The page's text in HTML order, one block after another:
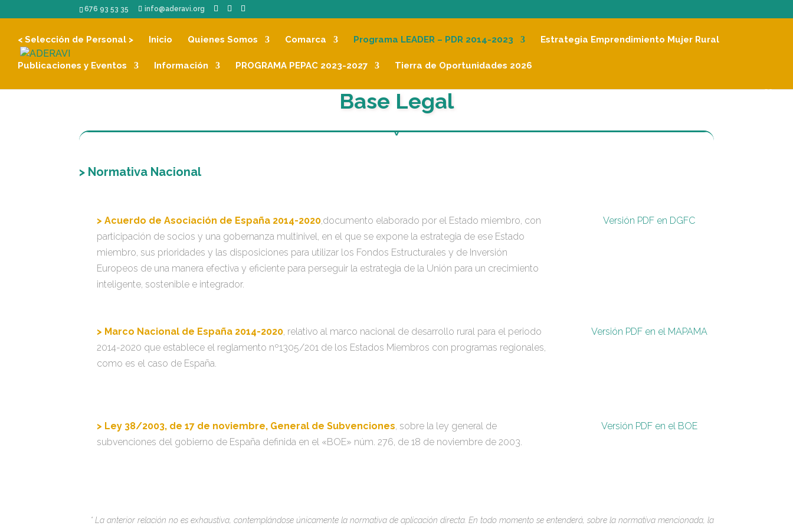
676 93 53 35 info@aderavi.org
< Selección de Personal > Inicio Quienes Somos Comarca Programa LEADER – PDR 2014-2023 Estrategia Emprendimiento Mujer Rural
Publicaciones y Eventos Información PROGRAMA PEPAC 2023-2027 Tierra de Oportunidades 2026
Base Legal
> Normativa Nacional
> Acuerdo de Asociación de España 2014-2020 ,documento elaborado por el Estado miembro, con
participación de socios y una gobernanza multinivel, en el que se expone la estrategia de ese Estado
miembro, sus prioridades y las disposiciones para utilizar los Fondos Estructurales y de Inversión
Europeos de una manera efectiva y eficiente para perseguir la estrategia de la Unión para un crecimiento
inteligente, sostenible e integrador.
Versión PDF en DGFC
> Marco Nacional de España 2014-2020, relativo al marco nacional de desarrollo rural para el periodo
2014-2020 que establece el reglamento nº1305/201 de los Estados Miembros con programas regionales,
como es el caso de España.
Versión PDF en el MAPAMA
> Ley 38/2003, de 17 de noviembre, General de Subvenciones, sobre la ley general de
subvenciones del gobierno de España definida en el «BOE» núm. 276, de 18 de noviembre de 2003.
Versión PDF en el BOE
* La anterior relación no es exhaustiva, contemplándose únicamente la normativa de aplicación directa. En todo momento se entenderá, sobre la normativa mencionada, la